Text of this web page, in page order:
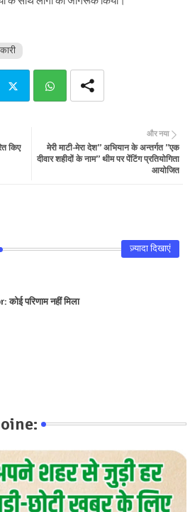
ter tsa
और नया
मेरी माटी-मेरा देश’’ अभियान के अन्तर्गत ’’एक
दीवार शहीदों के नाम’’ थीम पर पेंटिंग प्रतियोगिता
आयोजित
किए
ज़्यादा दिखाएं
कोई परिणाम नहीं मिला